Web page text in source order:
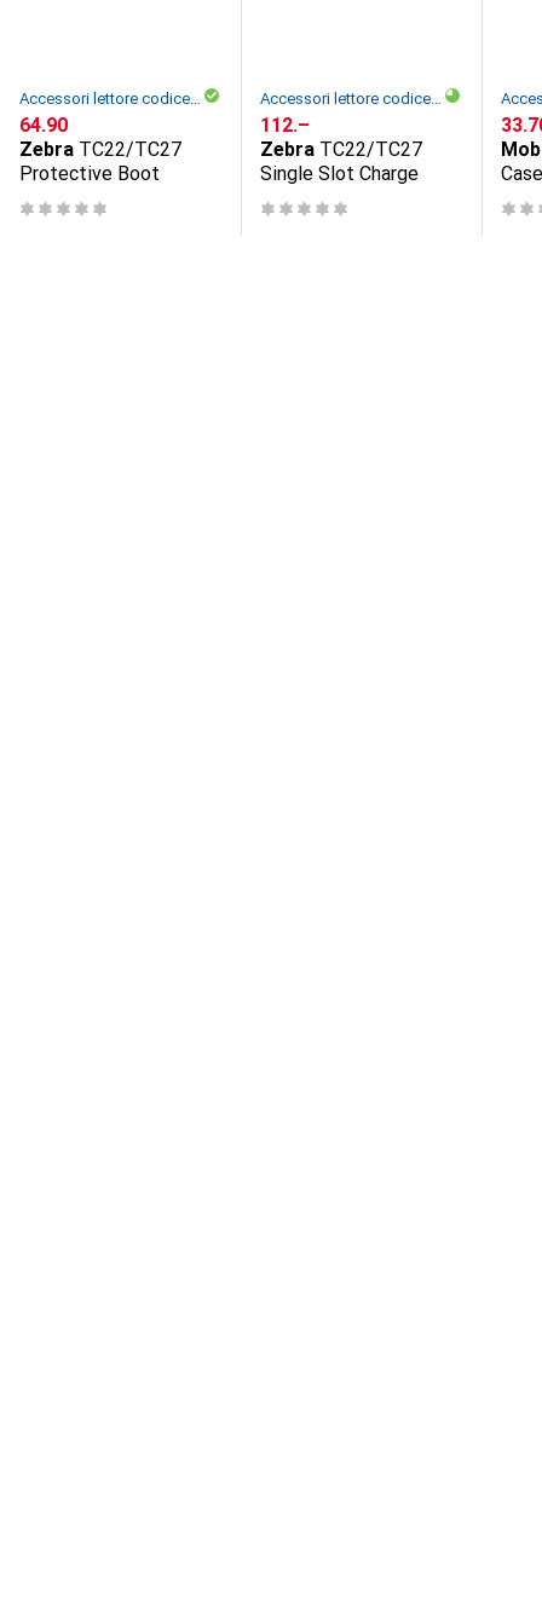
Accessori lettore codice a barre
CHF
64.90
Zebra TC22/TC27
Protective Boot
Accessori lettore codice a barre
CHF
112.–
Zebra TC22/TC27
Single Slot Charge
CHF
sof